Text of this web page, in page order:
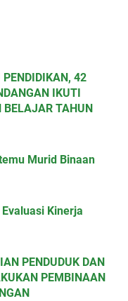
42
IKUTI
BELAJAR TAHUN
Murid Binaan
Kinerja
PENDUDUK DAN
PEMBINAAN